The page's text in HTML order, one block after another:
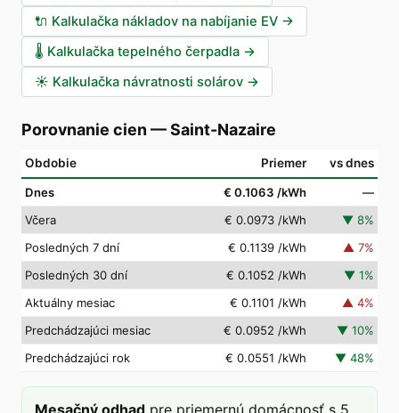
🔌 Kalkulačka nákladov na nabíjanie EV →
🌡️ Kalkulačka tepelného čerpadla →
☀️ Kalkulačka návratnosti solárov →
Porovnanie cien —Saint-Nazaire
Obdobie Priemer vs dnes
Dnes € 0.1063 /kWh
—
Včera
€ 0.0973 /kWh ▼ 8%
Posledných 7 dní
€ 0.1139 /kWh ▲ 7%
Posledných 30 dní
€ 0.1052 /kWh ▼ 1%
Aktuálny mesiac
€ 0.1101 /kWh ▲ 4%
Predchádzajúci mesiac
€ 0.0952 /kWh ▼ 10%
Predchádzajúci rok
€ 0.0551 /kWh ▼ 48%
Mesačný odhad pre priemernú domácnosť s 5